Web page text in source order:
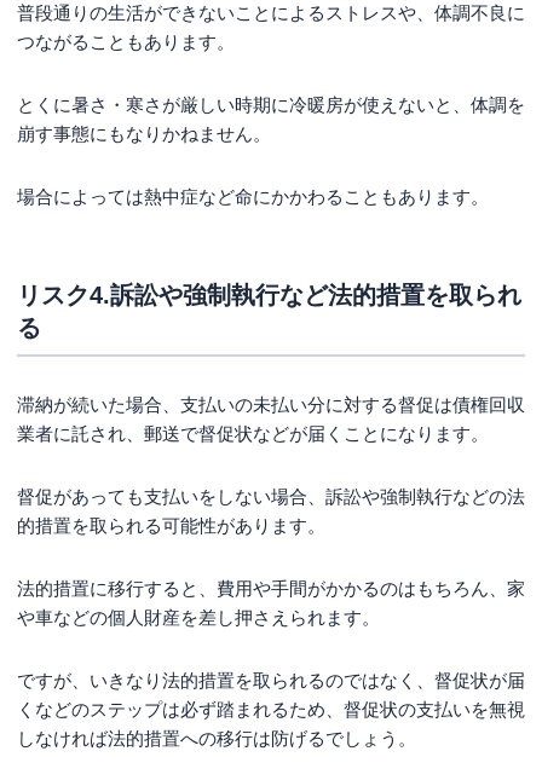
普段通りの生活ができないことによるストレスや、体調不良に
つながることもあります。
とくに暑さ・寒さが厳しい時期に冷暖房が使えないと、体調を
崩す事態にもなりかねません。
場合によっては熱中症など命にかかわることもあります。
リスク4.訴訟や強制執行など法的措置を取られ
る
滞納が続いた場合、支払いの未払い分に対する督促は債権回収
業者に託され、郵送で督促状などが届くことになります。
督促があっても支払いをしない場合、訴訟や強制執行などの法
的措置を取られる可能性があります。
法的措置に移行すると、費用や手間がかかるのはもちろん、家
や車などの個人財産を差し押さえられます。
ですが、いきなり法的措置を取られるのではなく、督促状が届
くなどのステップは必ず踏まれるため、督促状の支払いを無視
しなければ法的措置への移行は防げるでしょう。